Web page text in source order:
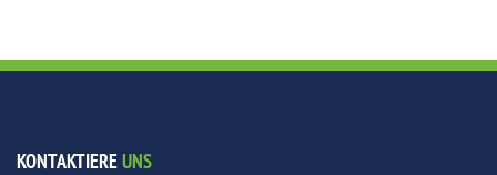
KONTAKTIEREUNS